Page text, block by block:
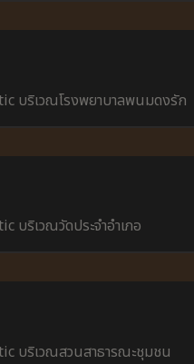
บริเวณโรงพยาบาลพนมดงรัก
บริเวณวัดประจำอำเภอ
บริเวณสวนสาธารณะชุมชน